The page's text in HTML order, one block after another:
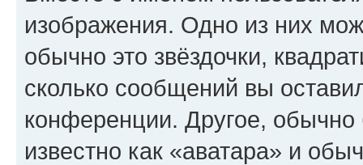
изображения. Одно из них
обычно это звёздочки,
сколько сообщений вы
конференции. Другое,
известно как «аватара» и